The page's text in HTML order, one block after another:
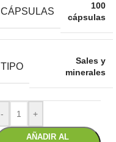
CÁPSULAS
100
cápsulas
TIPO
Sales y
minerales
- +
AÑADIR AL